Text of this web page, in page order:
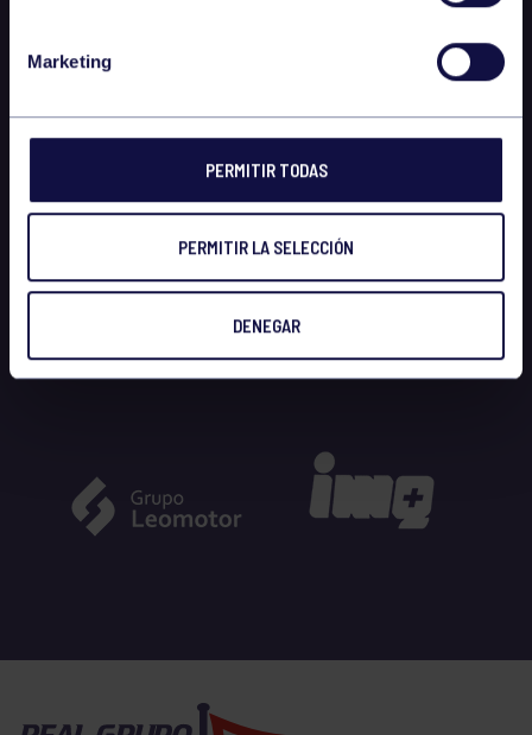
Marketing
PERMITIR TODAS
PERMITIR LA SELECCIÓN
DENEGAR